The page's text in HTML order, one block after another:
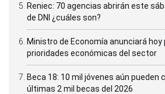
Reniec: 70 agencias abrirán este
de DNI ¿cuáles son?
Ministro de Economía anunciará
prioridades económicas del sector
Beca 18: 10 mil jóvenes aún pueden
últimas 2 mil becas del 2026